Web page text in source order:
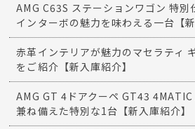
AMG C63S ステーションワゴン 特別
インターボの魅力を味わえる一台【新
赤革インテリアが魅力のマセラティ
をご紹介【新入庫紹介】
AMG GT 4ドアクーペ GT43
兼ね備えた特別な1台【新入庫紹介】